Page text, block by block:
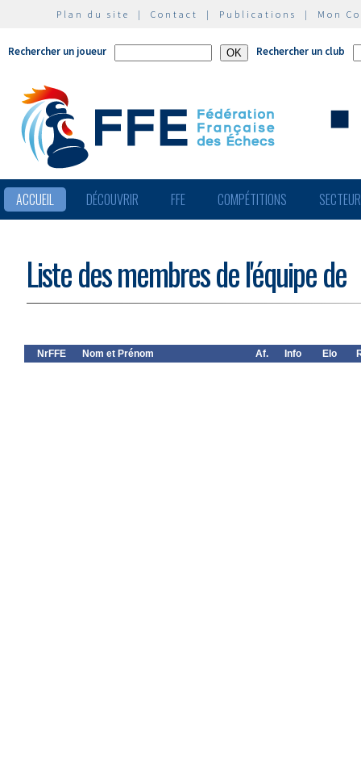
Plan du site | Contact | Publications | Mon
Rechercher un joueur Rechercher un club
ACCUEIL DÉCOUVRIR FFE COMPÉTITIONS
Liste des membres de l'équipe de
NrFFE Nom et Prénom Af. Info Elo